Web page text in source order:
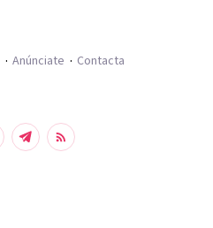
Anúnciate Contacta